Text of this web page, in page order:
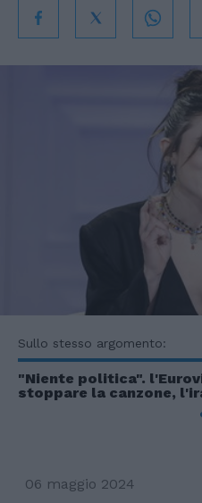
Sullo stesso argomento:
"Niente politica".
stoppare la canzone,
06 maggio 2024